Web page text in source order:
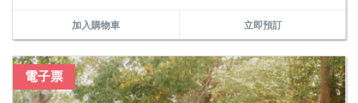
加入購物車 立即預訂
電子票